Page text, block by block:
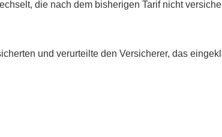
die nach dem bisherigen Tarif nicht
und verurteilte den Versicherer, das